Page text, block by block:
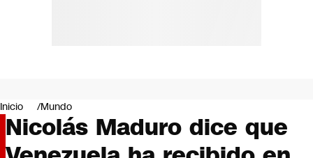
Negocios
Deportes
Programas completos
Cultura
Inicio Mundo
Nicolás Maduro dice que